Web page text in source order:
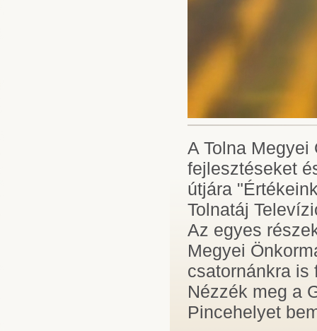
A Tolna
fejlesztéseket
útjára
Tolnatáj
Az egyes
Megyei
csatornánkra is
Nézzék meg a
Pincehelyet